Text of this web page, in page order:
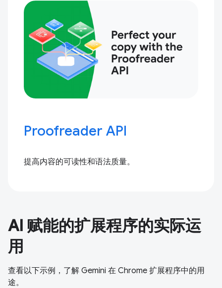
Proofreader API
提高内容的可读性和语法质量。
AI 赋能的扩展程序的实际运
用
查看以下示例，了解 Gemini 在 Chrome 扩展程序中的用
途。